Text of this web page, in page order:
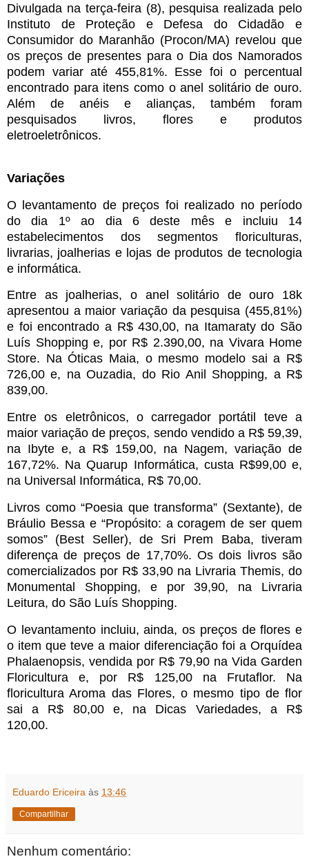
Divulgada na terça-feira (8), pesquisa realizada pelo
Instituto de Proteção e Defesa do Cidadão e
Consumidor do Maranhão (Procon/MA) revelou que
os preços de presentes para o Dia dos Namorados
podem variar até 455,81%. Esse foi o percentual
encontrado para itens como o anel solitário de ouro.
Além de anéis e alianças, também foram
pesquisados livros, flores e produtos
eletroeletrônicos.
Variações
O levantamento de preços foi realizado no período
do dia 1º ao dia 6 deste mês e incluiu 14
estabelecimentos dos segmentos floriculturas,
livrarias, joalherias e lojas de produtos de tecnologia
e informática.
Entre as joalherias, o anel solitário de ouro 18k
apresentou a maior variação da pesquisa (455,81%)
e foi encontrado a R$ 430,00, na Itamaraty do São
Luís Shopping e, por R$ 2.390,00, na Vivara Home
Store. Na Óticas Maia, o mesmo modelo sai a R$
726,00 e, na Ouzadia, do Rio Anil Shopping, a R$
839,00.
Entre os eletrônicos, o carregador portátil teve a
maior variação de preços, sendo vendido a R$ 59,39,
na Ibyte e, a R$ 159,00, na Nagem, variação de
167,72%. Na Quarup Informática, custa R$99,00 e,
na Universal Informática, R$ 70,00.
Livros como “Poesia que transforma” (Sextante), de
Bráulio Bessa e “Propósito: a coragem de ser quem
somos” (Best Seller), de Sri Prem Baba, tiveram
diferença de preços de 17,70%. Os dois livros são
comercializados por R$ 33,90 na Livraria Themis, do
Monumental Shopping, e por 39,90, na Livraria
Leitura, do São Luís Shopping.
O levantamento incluiu, ainda, os preços de flores e
o item que teve a maior diferenciação foi a Orquídea
Phalaenopsis, vendida por R$ 79,90 na Vida Garden
Floricultura e, por R$ 125,00 na Frutaflor. Na
floricultura Aroma das Flores, o mesmo tipo de flor
sai a R$ 80,00 e, na Dicas Variedades, a R$
120,00.
Eduardo Ericeira às 13:46
Compartilhar
Nenhum comentário: